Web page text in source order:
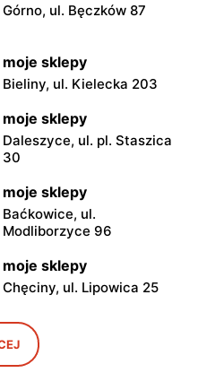
Górno, ul. Bęczków 87
moje sklepy
Bieliny, ul. Kielecka 203
moje sklepy
Daleszyce, ul. pl. Staszica
30
moje sklepy
Baćkowice, ul.
Modliborzyce 96
moje sklepy
Chęciny, ul. Lipowica 25
moje sklepy
Bogoria, ul. Rynek 30